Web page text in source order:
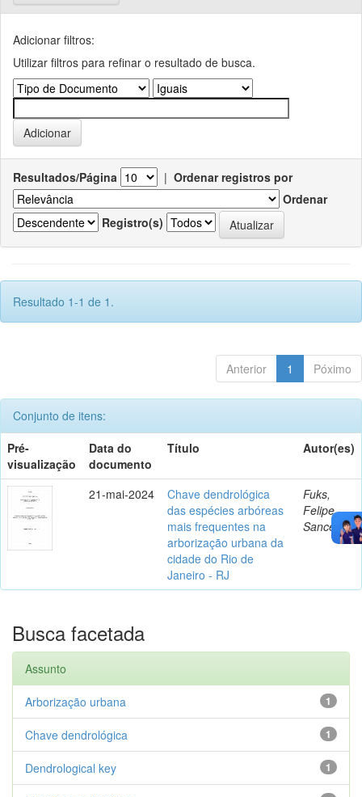
Adicionar filtros:
Utilizar filtros para refinar o resultado de busca.
Resultados/Página | Ordenar registros por
Ordenar
Registro(s)
Resultado 1-1 de 1.
Anterior 1 Póximo
Conjunto de itens:
Pré-
visualização
Data do
documento
Título Autor(es)
21-mai-2024
Chave dendrológica
das espécies arbóreas
mais frequentes na
arborização urbana da
cidade do Rio de
Janeiro - RJ
Fuks,
Felipe
Sanceau
Busca facetada
Assunto
1
Arborização urbana
1
Chave dendrológica
1
Dendrological key